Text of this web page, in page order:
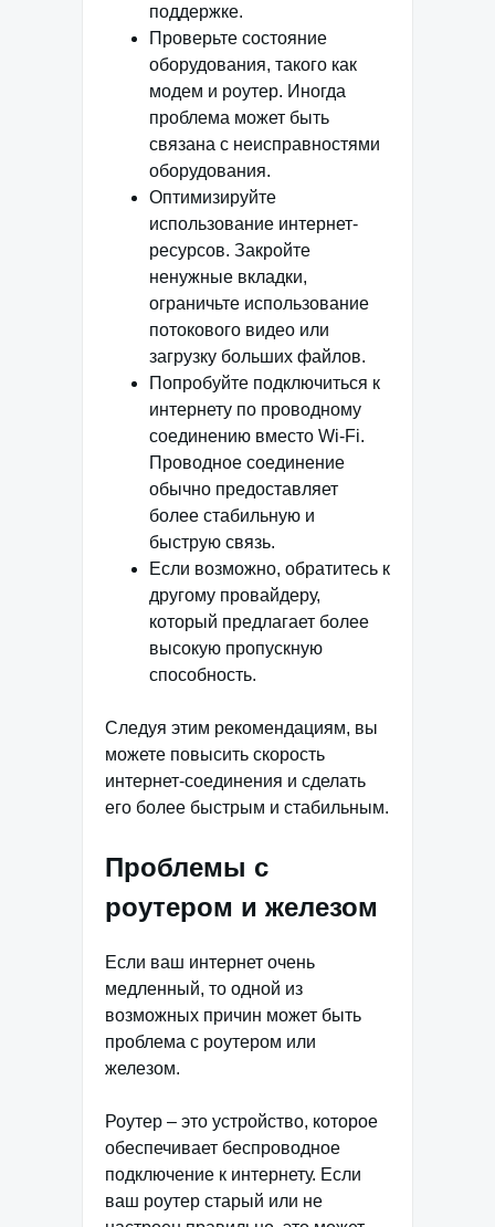
поддержке.
Проверьте состояние
оборудования, такого как
модем и роутер. Иногда
проблема может быть
связана с неисправностями
оборудования.
Оптимизируйте
использование интернет-
ресурсов. Закройте
ненужные вкладки,
ограничьте использование
потокового видео или
загрузку больших файлов.
Попробуйте подключиться к
интернету по проводному
соединению вместо Wi-Fi.
Проводное соединение
обычно предоставляет
более стабильную и
быструю связь.
Если возможно, обратитесь к
другому провайдеру,
который предлагает более
высокую пропускную
способность.
Следуя этим рекомендациям, вы
можете повысить скорость
интернет-соединения и сделать
его более быстрым и стабильным.
Проблемы с
роутером и железом
Если ваш интернет очень
медленный, то одной из
возможных причин может быть
проблема с роутером или
железом.
Роутер – это устройство, которое
обеспечивает беспроводное
подключение к интернету. Если
ваш роутер старый или не